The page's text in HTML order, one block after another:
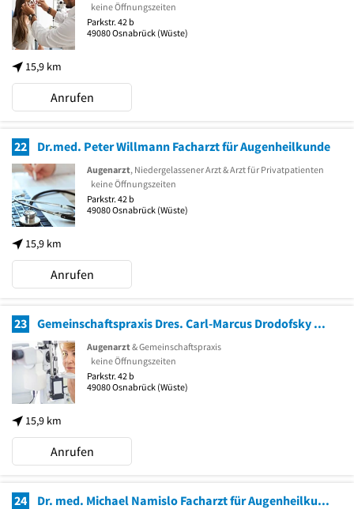
15,9 km
keine Öffnungszeiten
Parkstr. 42 b
49080Osnabrück (Wüste)
Anrufen
22 Dr.med. Peter Willmann Facharzt für Augenheilkunde
15,9 km
Augenarzt, Niedergelassener Arzt & Arzt für Privatpatienten
keine Öffnungszeiten
Parkstr. 42 b
49080Osnabrück (Wüste)
Anrufen
23 Gemeinschaftspraxis Dres. Carl-Marcus Drodofsky Michael Riesmeier und Peter Willmann
15,9 km
Augenarzt& Gemeinschaftspraxis
keine Öffnungszeiten
Parkstr. 42 b
49080Osnabrück (Wüste)
Anrufen
24 Dr. med. Michael Namislo Facharzt für Augenheilkunde